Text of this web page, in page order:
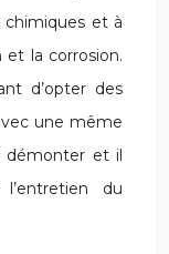
chimiques et à
et la corrosion.
d’opter des
une même
démonter et il
du